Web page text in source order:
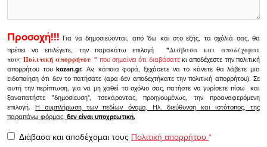
Προσοχή!!! Για να δημοσιεύονται, από 'δω και στο εξής, τα σχόλιά σας, θα
πρέπει να επιλέγετε, την παρακάτω επιλογή
"Διάβασα και αποδέχομαι
τουςΠολιτική απορρήτου" που σημαίνει ότι διαβάσατεκι αποδέχεστε την πολιτική
απορρήτου τουkozan.gr. Αν, κάποια φορά, ξεχάσετε να το κάνετε θα λάβετε μια
ειδοποίηση ότι δεν το πατήσατε (αρα δεν αποδεχτήκατε την πολιτική απορρήτου). Σε
αυτή την περίπτωση, για να μη χαθεί το σχόλιο σας, πατήστε να γυρίσετε πίσω και
ξαναπατήστε "δημοσίευση", τσεκάροντας, προηγουμένως, την προαναφερόμενη
επιλογή.Η συμπλήρωση των πεδίων όνομα, Ηλ. διεύθυνση και ιστότοπος, της
παραπάνω φόρμας, δεν είναι υποχρεωτική.
Διάβασα και αποδέχομαι τους Πολιτική απορρήτου *